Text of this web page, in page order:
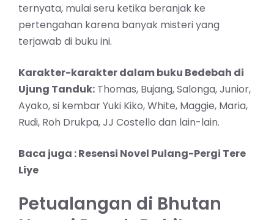
ternyata, mulai seru ketika beranjak ke
pertengahan karena banyak misteri yang
terjawab di buku ini.
Karakter-karakter dalam buku Bedebah di
Ujung Tanduk: Thomas, Bujang, Salonga, Junior,
Ayako, si kembar Yuki Kiko, White, Maggie, Maria,
Rudi, Roh Drukpa, JJ Costello dan lain-lain.
Baca juga :Resensi Novel Pulang-Pergi Tere
Liye
Petualangan di Bhutan